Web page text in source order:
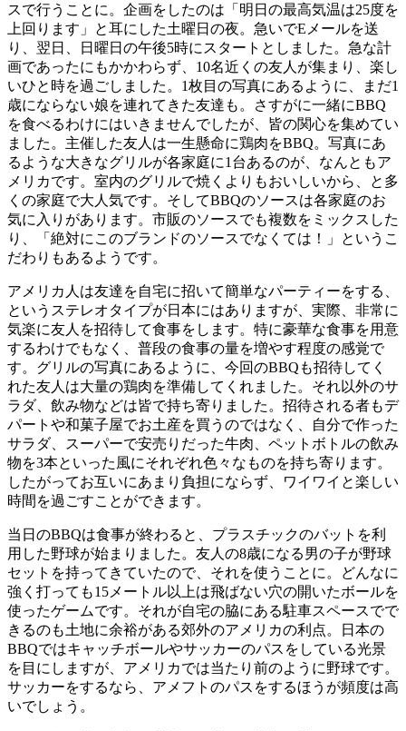
スで行うことに。企画をしたのは「明日の最高気温は25度を
上回ります」と耳にした土曜日の夜。急いでEメールを送
り、翌日、日曜日の午後5時にスタートとしました。急な計
画であったにもかかわらず、10名近くの友人が集まり、楽し
いひと時を過ごしました。1枚目の写真にあるように、まだ1
歳にならない娘を連れてきた友達も。さすがに一緒にBBQ
を食べるわけにはいきませんでしたが、皆の関心を集めてい
ました。主催した友人は一生懸命に鶏肉をBBQ。写真にあ
るような大きなグリルが各家庭に1台あるのが、なんともア
メリカです。室内のグリルで焼くよりもおいしいから、と多
くの家庭で大人気です。そしてBBQのソースは各家庭のお
気に入りがあります。市販のソースでも複数をミックスした
り、「絶対にこのブランドのソースでなくては！」というこ
だわりもあるようです。
アメリカ人は友達を自宅に招いて簡単なパーティーをする、
というステレオタイプが日本にはありますが、実際、非常に
気楽に友人を招待して食事をします。特に豪華な食事を用意
するわけでもなく、普段の食事の量を増やす程度の感覚で
す。グリルの写真にあるように、今回のBBQも招待してく
れた友人は大量の鶏肉を準備してくれました。それ以外のサ
ラダ、飲み物などは皆で持ち寄りました。招待される者もデ
パートや和菓子屋でお土産を買うのではなく、自分で作った
サラダ、スーパーで安売りだった牛肉、ペットボトルの飲み
物を3本といった風にそれぞれ色々なものを持ち寄ります。
したがってお互いにあまり負担にならず、ワイワイと楽しい
時間を過ごすことができます。
当日のBBQは食事が終わると、プラスチックのバットを利
用した野球が始まりました。友人の8歳になる男の子が野球
セットを持ってきていたので、それを使うことに。どんなに
強く打っても15メートル以上は飛ばない穴の開いたボールを
使ったゲームです。それが自宅の脇にある駐車スペースでで
きるのも土地に余裕がある郊外のアメリカの利点。日本の
BBQではキャッチボールやサッカーのパスをしている光景
を目にしますが、アメリカでは当たり前のように野球です。
サッカーをするなら、アメフトのパスをするほうが頻度は高
いでしょう。